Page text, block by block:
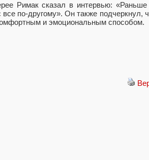
Римак сказал в интервью:
по-другому». Он также подчеркнул,
и эмоциональным способом.